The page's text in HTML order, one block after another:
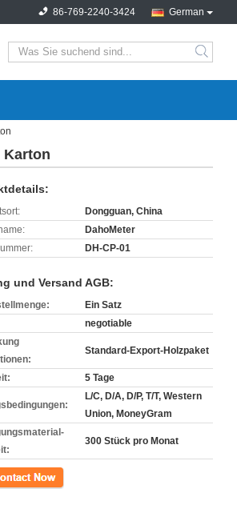
German
86-769-2240-3424
search
Karton
Dongguan, China
DahoMeter
DH-CP-01
und Versand AGB:
Ein Satz
negotiable
Standard-Export-Holzpaket
5 Tage
L/C, D/A, D/P, T/T, Western
Union, MoneyGram
300 Stück pro Monat